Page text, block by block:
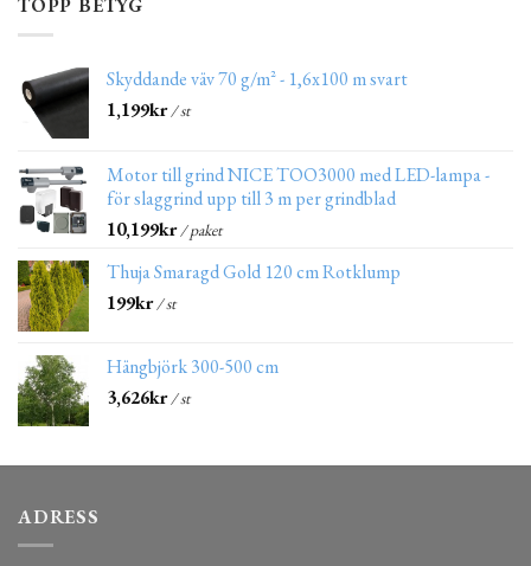
TOPP BETYG
Skyddande väv 70 g/m² - 1,6x100 m svart
1,199kr/ st
Motor till grind NICE TOO3000 med LED-lampa -
för slaggrind upp till 3 m per grindblad
10,199kr/ paket
Thuja Smaragd Gold 120 cm Rotklump
199kr/ st
Hängbjörk 300-500 cm
3,626kr/ st
ADRESS